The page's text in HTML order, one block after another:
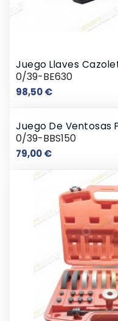
Juego Llaves
0/39-BE630
98,50 €Precio
Juego De Ventosas
0/39-BBS150
79,00 €Precio